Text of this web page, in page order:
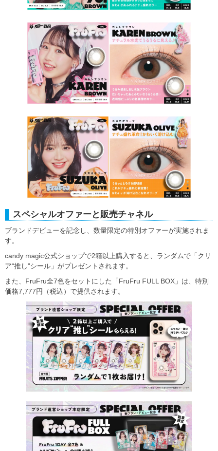
スペシャルオファーと販売チャネル
ブランドデビューを記念し、数量限定の特別オファーが実施されま
す。
candy magic公式ショップで2箱以上購入すると、ランダムで「クリ
ア“推し”シール」がプレゼントされます。
また、FruFru全7色をセットにした「FruFru FULL BOX」は、特別
価格7,777円（税込）で提供されます。